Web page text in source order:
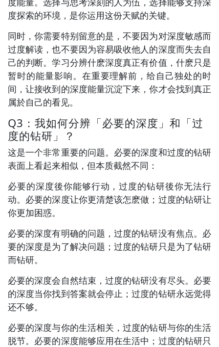
度探索的环境，是你运用这份天赋的关键。
同时，你需要特别留意的是，不要因为对深度敏感而
过度解读，也不要因为容易吸收他人的深度而失去自
己的判断。学习分辨什麽深度真正有价值，什麽只是
暂时的能量影响。在重要理解前，给自己独处的时
间，让接收到的深度能量沉淀下来，你才会找到真正
属於自己的看见。
Q3：我如何分辨「必要的深度」和「过
度的钻研」？
这是一个非常重要的问题。必要的深度和过度的钻研
表面上看起来相似，但本质截然不同：
必要的深度後你能够行动，过度的钻研後你无法行
动。必要的深度让你更清楚该怎麽做；过度的钻研让
你更加困惑。
必要的深度有明确的问题，过度的钻研没有焦点。必
要的深度是为了解决问题；过度的钻研只是为了钻研
而钻研。
必要的深度会自然结束，过度的钻研没有尽头。必要
的深度当你找到答案就会停止；过度的钻研永远觉得
还不够。
必要的深度与你的生活相关，过度的钻研与你的生活
脱节。必要的深度能够应用在生活中；过度的钻研只